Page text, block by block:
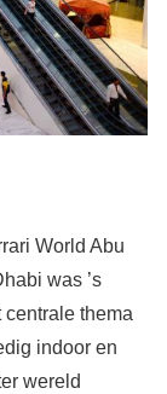
World Abu
was ’s
thema
indoor en
wereld